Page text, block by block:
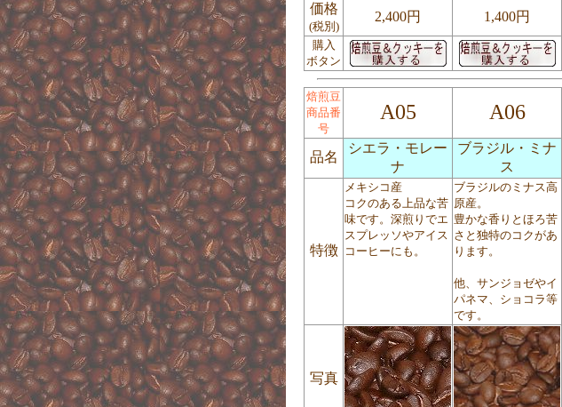
価格
(税別)
2,400円 1,400円
購入
ボタン
焙煎豆
商品番
号
A05 A06
品名
シエラ・モレー
ナ
ブラジル・ミナ
ス
特徴
メキシコ産
コクのある上品な苦
味です。深煎りでエ
スプレッソやアイス
コーヒーにも。
ブラジルのミナス高
原産。
豊かな香りとほろ苦
さと独特のコクがあ
ります。
他、サンジョゼやイ
パネマ、ショコラ等
です。
写真